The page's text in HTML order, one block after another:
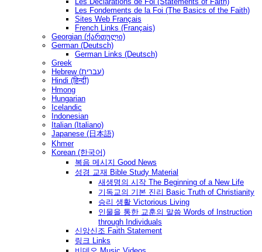
Les Fondements de la Foi (The Basics of the Faith)
Sites Web Français
French Links (Français)
Georgian (ქართული)
German (Deutsch)
German Links (Deutsch)
Greek
Hebrew (עברית)
Hindi (हिन्दी)
Hmong
Hungarian
Icelandic
Indonesian
Italian (Italiano)
Japanese (日本語)
Khmer
Korean (한국어)
복음 메시지 Good News
성경 교재 Bible Study Material
새생명의 시작 The Beginning of a New Life
기독교의 기본 진리 Basic Truth of Christianity
승리 생활 Victorious Living
인물을 통한 교훈의 말씀 Words of Instruction
through Individuals
신앙신조 Faith Statement
링크 Links